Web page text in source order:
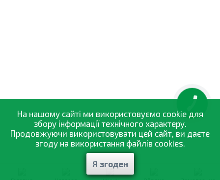
На нашому сайті ми використовуємо cookie для
збору інформації технічного характеру.
Продовжуючи використовувати цей сайт, ви даєте
згоду на використання файлів cookies.
Я згоден